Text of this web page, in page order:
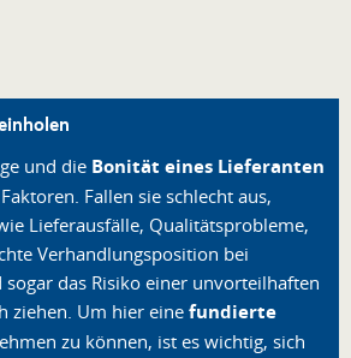
und die Bonität eines Lieferanten
Fallen sie schlecht aus,
Lieferausfälle, Qualitätsprobleme,
Verhandlungsposition bei
das Risiko einer unvorteilhaften
ziehen. Um hier eine fundierte
zu können, ist es wichtig, sich